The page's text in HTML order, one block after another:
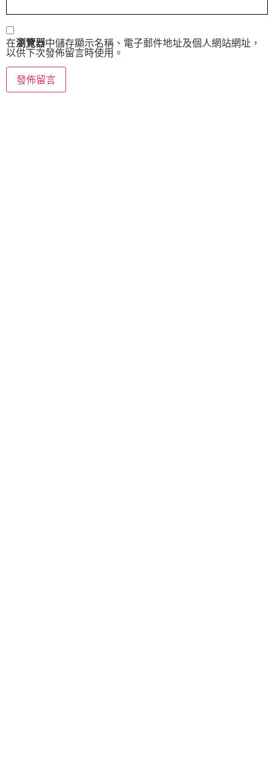
在瀏覽器中儲存顯示名稱、電子郵件地址及個人網站網址，
以供下次發佈留言時使用。